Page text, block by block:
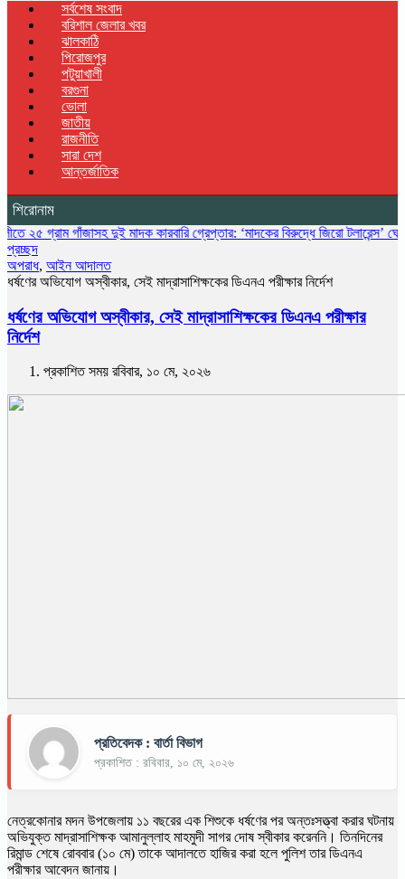
সর্বশেষ সংবাদ
বরিশাল জেলার খবর
ঝালকাঠি
পিরোজপুর
পটুয়াখালী
বরগুনা
ভোলা
জাতীয়
রাজনীতি
সারা দেশ
আন্তর্জাতিক
শিরোনাম
গাঁজাসহ দুই মাদক কারবারি গ্রেপ্তার: ‘মাদকের বিরুদ্ধে জিরো টলারেন্স’ ঘোষণা ওসির
প্রচ্ছদ
অপরাধ, আইন আদালত
ধর্ষণের অভিযোগ অস্বীকার, সেই মাদ্রাসাশিক্ষকের ডিএনএ পরীক্ষার নির্দেশ
ধর্ষণের অভিযোগ অস্বীকার, সেই মাদ্রাসাশিক্ষকের ডিএনএ পরীক্ষার
নির্দেশ
প্রকাশিত সময় রবিবার, ১০ মে, ২০২৬
প্রতিবেদক : বার্তা বিভাগ
প্রকাশিত : রবিবার, ১০ মে, ২০২৬
নেত্রকোনার মদন উপজেলায় ১১ বছরের এক শিশুকে ধর্ষণের পর অন্তঃসত্ত্বা করার ঘটনায়
অভিযুক্ত মাদ্রাসাশিক্ষক আমানুল্লাহ মাহমুদী সাগর দোষ স্বীকার করেননি। তিনদিনের
রিমান্ড শেষে রোববার (১০ মে) তাকে আদালতে হাজির করা হলে পুলিশ তার ডিএনএ
পরীক্ষার আবেদন জানায়।